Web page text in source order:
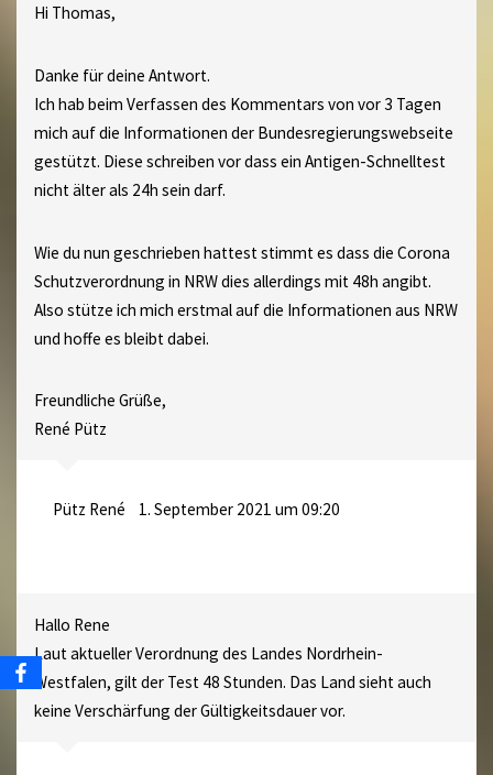
Hi Thomas,
Danke für deine Antwort.
Ich hab beim Verfassen des Kommentars von vor 3 Tagen
mich auf die Informationen der Bundesregierungswebseite
gestützt. Diese schreiben vor dass ein Antigen-Schnelltest
nicht älter als 24h sein darf.
Wie du nun geschrieben hattest stimmt es dass die Corona
Schutzverordnung in NRW dies allerdings mit 48h angibt.
Also stütze ich mich erstmal auf die Informationen aus NRW
und hoffe es bleibt dabei.
Freundliche Grüße,
René Pütz
Pütz René 1. September 2021 um 09:20
Hallo Rene
Laut aktueller Verordnung des Landes Nordrhein-
Westfalen, gilt der Test 48 Stunden. Das Land sieht auch
keine Verschärfung der Gültigkeitsdauer vor.